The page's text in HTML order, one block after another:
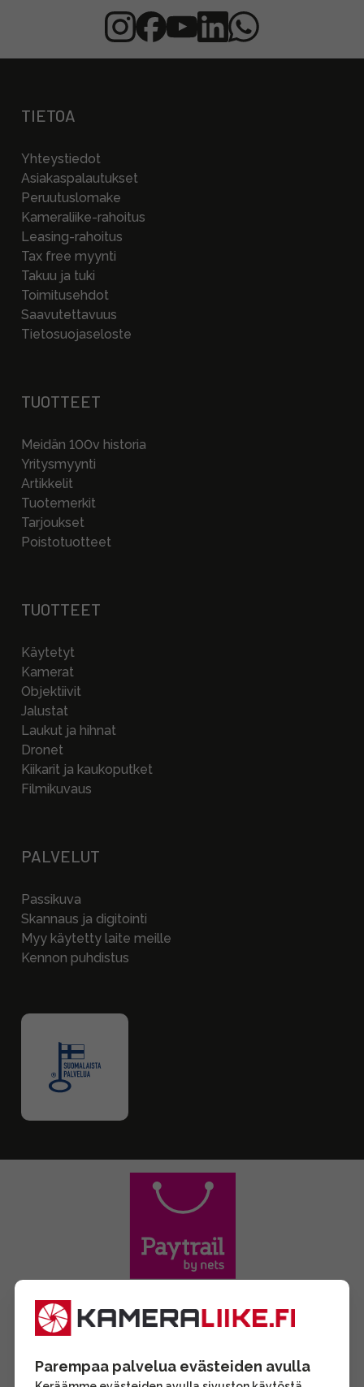
TIETOA
Yhteystiedot
Asiakaspalautukset
Peruutuslomake
Kameraliike-rahoitus
Leasing-rahoitus
Tax free myynti
Takuu ja tuki
Toimitusehdot
Saavutettavuus
Tietosuojaseloste
TUOTTEET
Meidän 100v historia
Yritysmyynti
Artikkelit
Tuotemerkit
Tarjoukset
Poistotuotteet
TUOTTEET
Käytetyt
Kamerat
Objektiivit
Jalustat
Laukut ja hihnat
Dronet
Kiikarit ja kaukoputket
Filmikuvaus
PALVELUT
Passikuva
Skannaus ja digitointi
Myy käytetty laite meille
Kennon puhdistus
Parempaa palvelua evästeiden avulla